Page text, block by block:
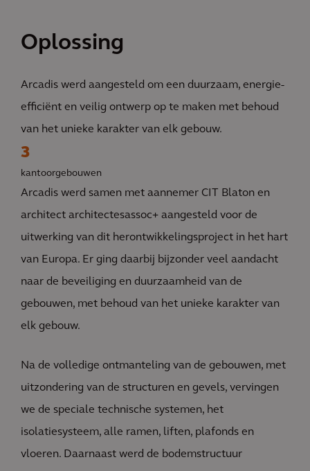
Oplossing
Arcadis werd aangesteld om een duurzaam, energie-
efficiënt en veilig ontwerp op te maken met behoud
van het unieke karakter van elk gebouw.
3
kantoorgebouwen
Arcadis werd samen met aannemer CIT Blaton en
architect architectesassoc+ aangesteld voor de
uitwerking van dit herontwikkelingsproject in het hart
van Europa. Er ging daarbij bijzonder veel aandacht
naar de beveiliging en duurzaamheid van de
gebouwen, met behoud van het unieke karakter van
elk gebouw.
Na de volledige ontmanteling van de gebouwen, met
uitzondering van de structuren en gevels, vervingen
we de speciale technische systemen, het
isolatiesysteem, alle ramen, liften, plafonds en
vloeren. Daarnaast werd de bodemstructuur